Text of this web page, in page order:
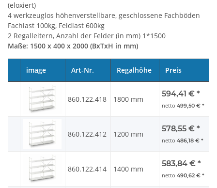
(eloxiert)
4 werkzeuglos höhenverstellbare, geschlossene Fachböden
Fachlast 100kg, Feldlast 600kg
2 Regalleitern, Anzahl der Felder (in mm) 1*1500
Maße: 1500 x 400 x 2000 (BxTxH in mm)
image Art-Nr. Regalhöhe Preis
860.122.418 1800 mm
594,41 € *
netto 499,50 € *
860.122.412 1200 mm
578,55 € *
netto 486,18 € *
860.122.414 1400 mm
583,84 € *
netto 490,62 € *